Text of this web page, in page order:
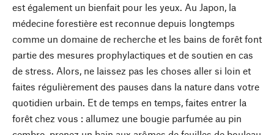
est également un bienfait pour les yeux. Au Japon, la
médecine forestière est reconnue depuis longtemps
comme un domaine de recherche et les bains de forêt font
partie des mesures prophylactiques et de soutien en cas
de stress. Alors, ne laissez pas les choses aller si loin et
faites régulièrement des pauses dans la nature dans votre
quotidien urbain. Et de temps en temps, faites entrer la
forêt chez vous : allumez une bougie parfumée au pin